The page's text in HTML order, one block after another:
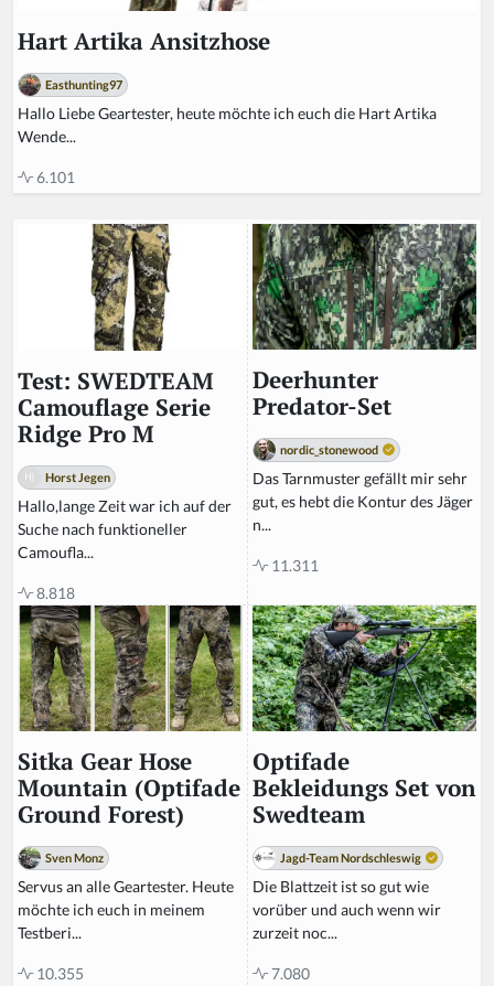
Hart Artika Ansitzhose
Easthunting97
Hallo Liebe Geartester, heute möchte ich euch die Hart Artika
Wende...
6.101
Test: SWEDTEAM
Camouflage Serie
Ridge Pro M
Horst Jegen
Hallo,lange Zeit war ich auf der
Suche nach funktioneller
Camoufla...
8.818
Deerhunter
Predator-Set
nordic_stonewood
Das Tarnmuster gefällt mir sehr
gut, es hebt die Kontur des Jäger
n...
11.311
Sitka Gear Hose
Mountain (Optifade
Ground Forest)
Sven Monz
Servus an alle Geartester. Heute
möchte ich euch in meinem
Testberi...
10.355
Optifade
Bekleidungs Set von
Swedteam
Jagd-Team Nordschleswig
Die Blattzeit ist so gut wie
vorüber und auch wenn wir
zurzeit noc...
7.080